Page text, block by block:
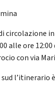
circolazione
alle ore
con via
l’itinerario